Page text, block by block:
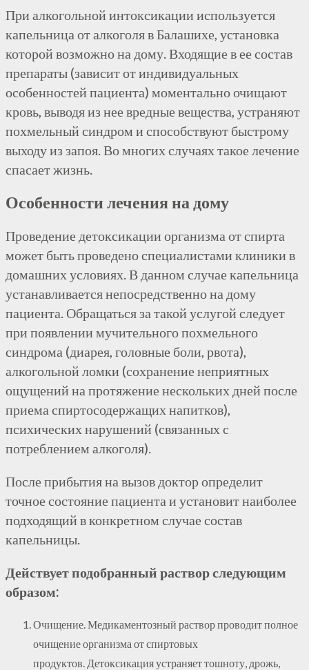
При алкогольной интоксикации используется
капельница от алкоголя в Балашихе, установка
которой возможно на дому. Входящие в ее состав
препараты (зависит от индивидуальных
особенностей пациента) моментально очищают
кровь, выводя из нее вредные вещества, устраняют
похмельный синдром и способствуют быстрому
выходу из запоя. Во многих случаях такое лечение
спасает жизнь.
Особенности лечения на дому
Проведение детоксикации организма от спирта
может быть проведено специалистами клиники в
домашних условиях. В данном случае капельница
устанавливается непосредственно на дому
пациента. Обращаться за такой услугой следует
при появлении мучительного похмельного
синдрома (диарея, головные боли, рвота),
алкогольной ломки (сохранение неприятных
ощущений на протяжение нескольких дней после
приема спиртосодержащих напитков),
психических нарушений (связанных с
потреблением алкоголя).
После прибытия на вызов доктор определит
точное состояние пациента и установит наиболее
подходящий в конкретном случае состав
капельницы.
Действует подобранный раствор следующим
образом:
Очищение. Медикаментозный раствор проводит полное
очищение организма от спиртовых
продуктов. Детоксикацияустраняет тошноту, дрожь,